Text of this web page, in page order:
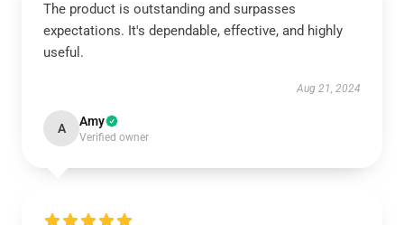
The product is outstanding and surpasses
expectations. It's dependable, effective, and highly
useful.
Aug 21, 2024
A Amy
Verified owner